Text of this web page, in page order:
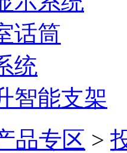
话筒
统
智能支架
品专区 >